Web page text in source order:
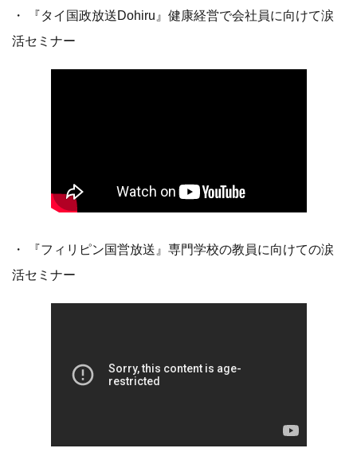
・ 『タイ国政放送Dohiru』健康経営で会社員に向けて涙
活セミナー
・ 『フィリピン国営放送』専門学校の教員に向けての涙
活セミナー